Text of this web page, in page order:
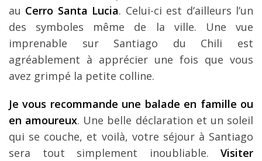
au Cerro Santa Lucia. Celui-ci est d’ailleurs l’un
des symboles même de la ville. Une vue
imprenable sur Santiago du Chili est
agréablement à apprécier une fois que vous
avez grimpé la petite colline.
Je vous recommande une balade en famille ou
en amoureux. Une belle déclaration et un soleil
qui se couche, et voilà, votre séjour à Santiago
sera tout simplement inoubliable. Visiter